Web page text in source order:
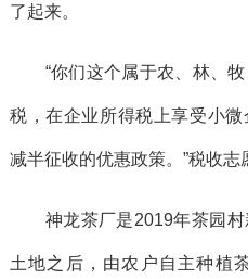
了起来。
“你们这个属于农、林、
税，在企业所得税上享受小
减半征收的优惠政策。”税收志
神龙茶厂是2019年茶园
土地之后，由农户自主种植